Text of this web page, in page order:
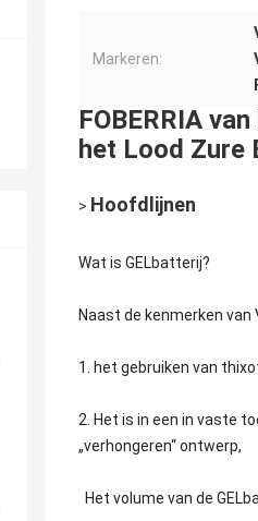
Markeren:
FOBERRIA
het Lood Zure
> Hoofdlijnen
Wat is GELbatterij?
Naast de kenmerken van
1. het gebruiken van
2. Het is in een in vaste
„verhongeren“ ontwerp,
Het volume van de